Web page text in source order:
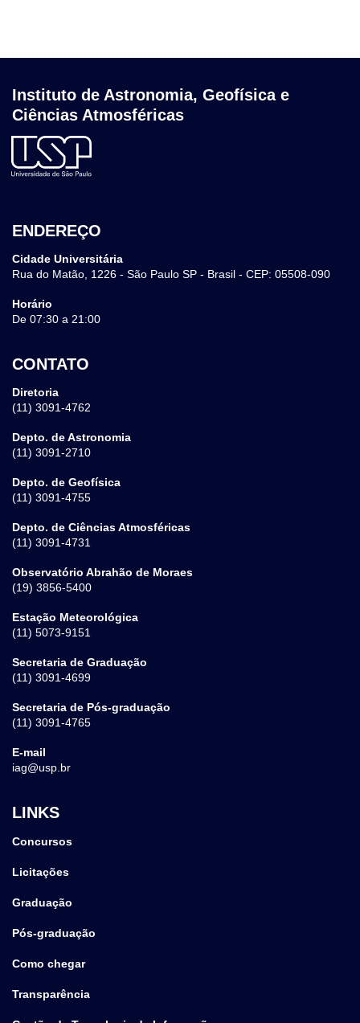
Instituto de Astronomia, Geofísica e
Ciências Atmosféricas
ENDEREÇO
Cidade Universitária
Rua do Matão, 1226 - São Paulo SP - Brasil - CEP: 05508-090
Horário
De 07:30 a 21:00
CONTATO
Diretoria
(11) 3091-4762
Depto. de Astronomia
(11) 3091-2710
Depto. de Geofísica
(11) 3091-4755
Depto. de Ciências Atmosféricas
(11) 3091-4731
Observatório Abrahão de Moraes
(19) 3856-5400
Estação Meteorológica
(11) 5073-9151
Secretaria de Graduação
(11) 3091-4699
Secretaria de Pós-graduação
(11) 3091-4765
E-mail
iag@usp.br
LINKS
Concursos
Licitações
Graduação
Pós-graduação
Como chegar
Transparência